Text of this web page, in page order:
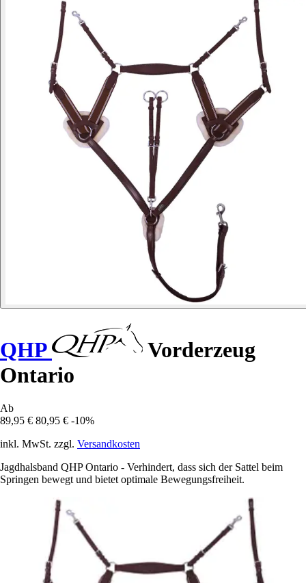
QHP
Vorderzeug
Ontario
Ab
89,95 € 80,95 € -10%
inkl. MwSt. zzgl. Versandkosten
Jagdhalsband QHP Ontario - Verhindert, dass sich der Sattel beim
Springen bewegt und bietet optimale Bewegungsfreiheit.